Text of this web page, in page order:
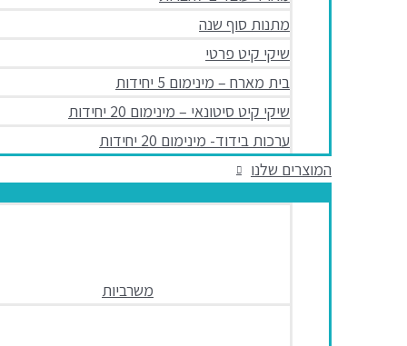
מתנות סוף שנה
שיקי קיט פרטי
בית מארח – מינימום 5 יחידות
שיקי קיט סיטונאי – מינימום 20 יחידות
ערכות בידוד- מינימום 20 יחידות
המוצרים שלנו
משרביות